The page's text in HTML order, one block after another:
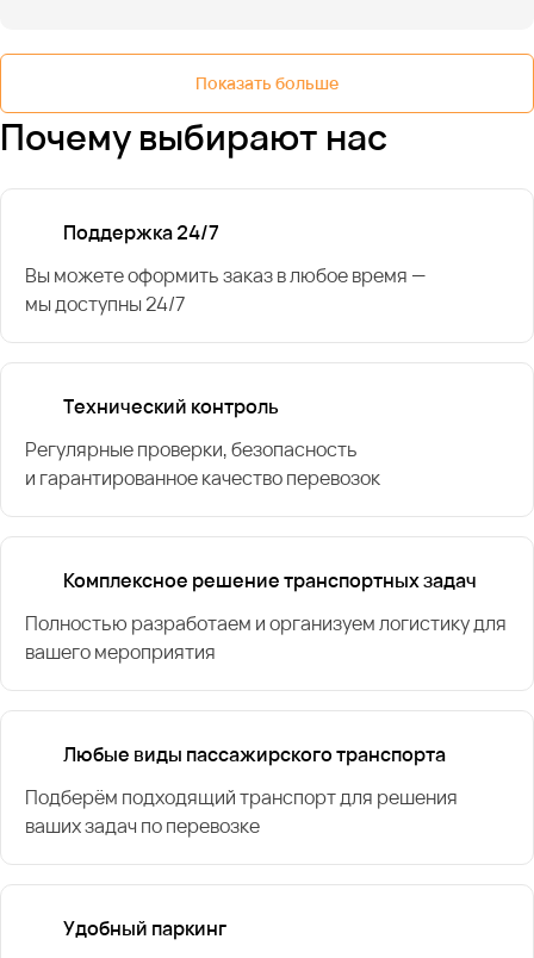
Показать больше
Почему выбирают нас
Поддержка 24/7
Вы можете оформить заказ в любое время —
мы доступны 24/7
Технический контроль
Регулярные проверки, безопасность
и гарантированное качество перевозок
Комплексное решение транспортных задач
Полностью разработаем и организуем логистику для
вашего мероприятия
Любые виды пассажирского транспорта
Подберём подходящий транспорт для решения
ваших задач по перевозке
Удобный паркинг